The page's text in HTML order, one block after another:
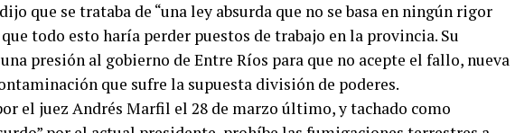
que se trataba de “una ley absurda que no se basa en ningún rigor
todo esto haría perder puestos de trabajo en la provincia. Su
presión al gobierno de Entre Ríos para que no acepte el fallo, nueva
que sufre la supuesta división de poderes.
el juez Andrés Marfil el 28 de marzo último, y tachado como